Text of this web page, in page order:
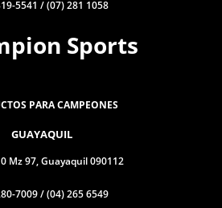
5541 / (07) 281 1058
Sports
PARA CAMPEONES
GUAYAQUIL
Mz 97, Guayaquil 090112
7009 / (04) 265 6549